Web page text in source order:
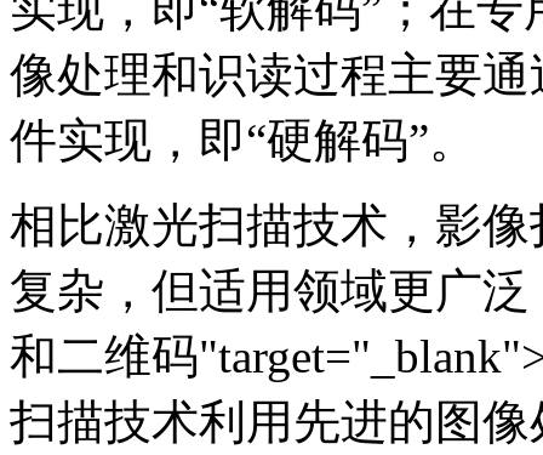
像处理和识读过程主要
件实现，即“硬解码”。
相比激光扫描技术，影
复杂，但适用领域更广
和二维码
扫描技术利用先进的图